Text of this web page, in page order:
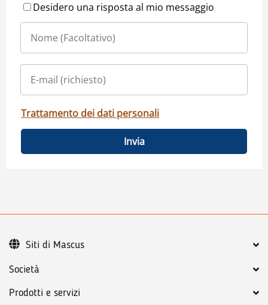
Desidero una risposta al mio messaggio
Trattamento dei dati personali
Invia
Società
Prodotti e servizi
Siti di Mascus